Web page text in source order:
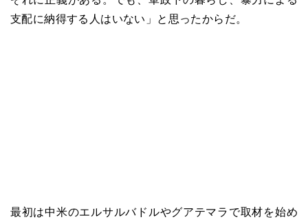
支配に納得する人はいない」と思ったからだ。
最初は中米のエルサルバドルやグアテマラで取材を始め